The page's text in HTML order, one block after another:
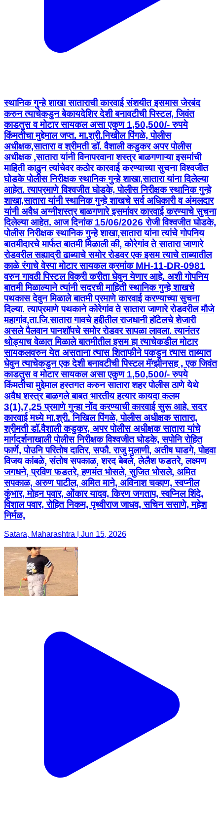
स्थानिक गुन्हे शाखा साताराची कारवाई संशयीत इसमास जेरबंद
करुन त्याचेकडुन बेकायदेशिर देशी बनावटीची पिस्टल, जिवंत
काडतुस व मोटार सायकल असा एकुण 1,50,500/- रुपये
किंमतीचा मुद्देमाल जप्त. मा.श्री.निखील पिंगळे, पोलीस
अधीक्षक,सातारा व श्रीमती डॉ. वैशाली कडुकर अपर पोलीस
अधीक्षक ,सातारा यांनी विनापरवाना शस्त्र बाळगणाऱ्या इसमांची
माहिती काढुन त्यांचेवर कठोर कारवाई करण्याच्या सुचना विश्वजीत
घोडके पोलीस निरीक्षक स्थानिक गुन्हे शाखा,सातारा यांना दिलेल्या
आहेत. त्याप्रमाणे विश्वजीत घोडके, पोलीस निरीक्षक स्थानिक गुन्हे
शाखा,सातारा यांनी स्थानिक गुन्हे शाखचे सर्व अधिकारी व अंमलदार
यांनी अवैध अग्नीशस्त्र बाळगणारे इसमांवर कारवाई करण्याचे सुचना
दिलेल्या आहेत. आज दिनांक 15/06/2026 रोजी विश्वजीत घोडके,
पोलीस निरीक्षक स्थानिक गुन्हे शाखा,सातारा यांना त्यांचे गोपनिय
बातमीदारचे मार्फत बातमी मिळाली की, कोरेगांव ते सातारा जाणारे
रोडवरील सह्याद्री ढाब्याचे समोर रोडवर एक इसम त्याचे ताब्यातील
काळे रंगाचे वेस्पा मोटार सायकल क्रमांक MH-11-DR-0981
वरुन गावठी पिस्टल विक्री करीता घेवुन येणार आहे. अशी गोपनिय
बातमी मिळाल्याने त्यांनी सदरची माहिती स्थानिक गुन्हे शाखचे
पथकास देवुन मिळाले बातमी प्रमाणे कारवाई करण्याच्या सुचना
दिल्या. त्याप्रमाणे पथकाने कोरेगांव ते सातारा जाणारे रोडवरील मौजे
महागांव,ता.जि.सातारा गावचे हद्दीतील राजधानी हॉटेलचे शेजारी
असले पैलवान पानशॉपचे समोर रोडवर सापळा लावला. त्यानंतर
थोड्याच वेळात मिळाले बातमीतील इसम हा त्याचेकडील मोटार
सायकलवरुन येत असताना त्यास शिताफीने पकडुन त्यास ताब्यात
घेवुन त्याचेकडुन एक देशी बनावटीची पिस्टल मॅग्झीनसह , एक जिवंत
काडतुस व मोटार सायकल असा एकुण 1,50,500/- रुपये
किंमतीचा मुद्देमाल हस्तगत करुन सातारा शहर पोलीस ठाणे येथे
अवैध शस्त्र बाळगले बाबत भारतीय हत्यार कायदा कलम
3(1),7,25 प्रमाणे गुन्हा नोंद करण्याची कारवाई सुरू आहे. सदर
कारवाई मध्ये मा.श्री. निखिल पिंगळे, पोलीस अधीक्षक सातारा,
श्रीमती डॉ.वैशाली कडुकर, अपर पोलीस अधीक्षक सातारा यांचे
मार्गदर्शनाखाली पोलीस निरीक्षक विश्वजीत घोडके, सपोनि रोहित
फार्णे, पोउनि परितोष दातिर, सफौ. राजु मुलाणी, अतीष घाडगे, पोहवा
विजय कांबळे, संतोष सपकाळ, शरद बेबले, लेलैश फडतरे, लक्ष्मण
जगधने, प्रविण फडतरे, हणमंत भोसले, सुजित भोसले, अमित
सपकाळ, अरुण पाटील, अमित माने, अविनाश चव्हाण, स्वप्नील
कुंभार, मोहन पवार, ओंकार यादव, किरण जगताप, स्वप्निल शिंदे,
विशाल पवार, रोहित निकम, पृथ्वीराज जाधव, सचिन ससाणे, महेश
निर्मळ,
Satara, Maharashtra | Jun 15, 2026